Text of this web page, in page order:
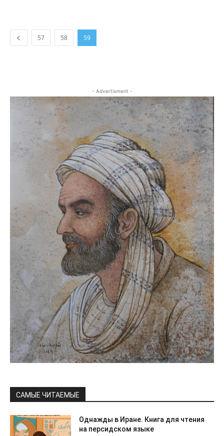
57 58 59
- Advertisment -
САМЫЕ ЧИТАЕМЫЕ
Однажды в Иране. Книга для чтения
на персидском языке